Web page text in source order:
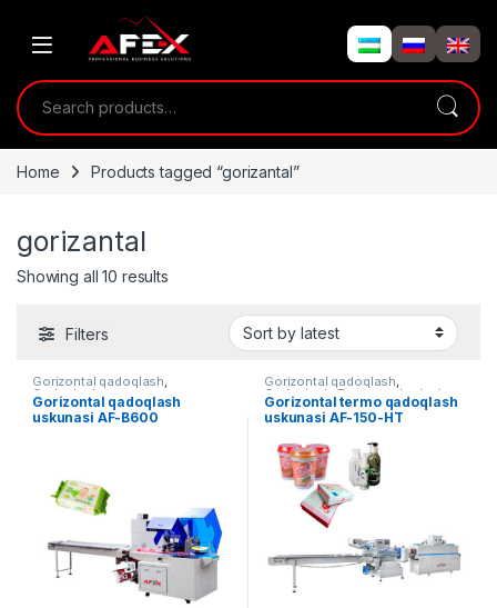
Search for:
Home Products tagged “gorizantal”
gorizantal
Showing all 10 results
Filters
Gorizontal qadoqlash,
Qadoqlash
Gorizontal qadoqlash
uskunasi AF-B600
Gorizontal qadoqlash,
Qadoqlash ,Termo qadoqlash
Gorizontal termo qadoqlash
uskunasi AF-150-HT